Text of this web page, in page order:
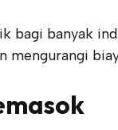
banyak